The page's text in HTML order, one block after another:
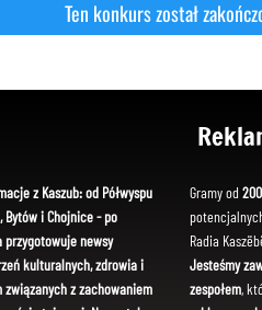
z Kaszub: od Półwyspu
Bytów i Chojnice - po
przygotowuje newsy
kulturalnych, zdrowia i
z zachowaniem
Gramy od
Radia
Jesteśmy
zespołem,